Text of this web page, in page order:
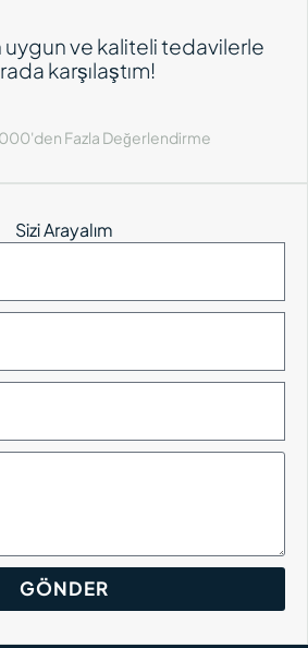
ve kaliteli tedavilerle
karşılaştım!
Fazla Değerlendirme
Sizi Arayalım
GÖNDER